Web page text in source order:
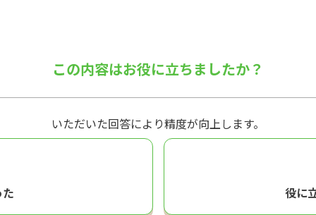
この内容はお役に立ちましたか？
いただいた回答により精度が向上します。
役に